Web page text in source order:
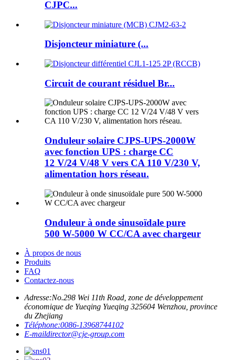
CJPC...
Disjoncteur miniature (...
Circuit de courant résiduel Br...
Onduleur solaire CJPS-UPS-2000W
avec fonction UPS : charge CC
12 V/24 V/48 V vers CA 110 V/230 V,
alimentation hors réseau.
Onduleur à onde sinusoïdale pure
500 W-5000 W CC/CA avec chargeur
À propos de nous
Produits
FAQ
Contactez-nous
Adresse:No.298 Wei 11th Road, zone de développement
économique de Yueqing Yueqing 325604 Wenzhou, province
du Zhejiang
Téléphone:0086-13968744102
E-maildirector@cje-group.com